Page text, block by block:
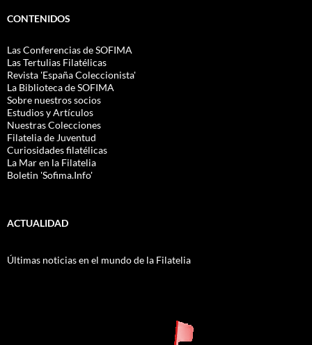
CONTENIDOS
Las Conferencias de SOFIMA
Las Tertulias Filatélicas
Revista 'España Coleccionista'
La Biblioteca de SOFIMA
Sobre nuestros socios
Estudios y Artículos
Nuestras Colecciones
Filatelia de Juventud
Curiosidades filatélicas
La Mar en la Filatelia
Boletin 'Sofima.Info'
ACTUALIDAD
Últimas noticias en el mundo de la Filatelia